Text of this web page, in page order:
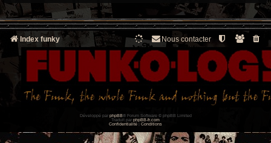
Index funky Nous contacter
Développé par phpBB® Forum Software © phpBB Limited
Traduit par phpBB-fr.com
Confidentialité
Conditions